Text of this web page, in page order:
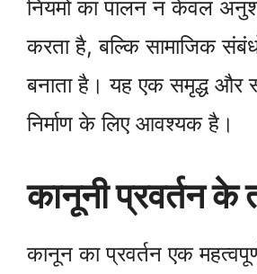
नियमों का पालन न केवल
करता है, बल्कि सामाजिक
बनाता है। यह एक समृद्ध और
निर्माण के लिए आवश्यक है।
कानूनी प्रवर्तन के
कानून का प्रवर्तन एक